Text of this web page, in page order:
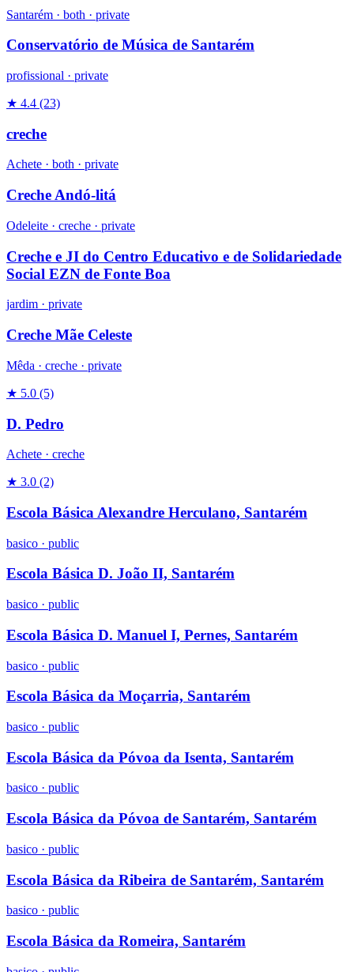
Santarém · both · private
Conservatório de Música de Santarém
profissional · private
★ 4.4 (23)
creche
Achete · both · private
Creche Andó-litá
Odeleite · creche · private
Creche e JI do Centro Educativo e de Solidariedade
Social EZN de Fonte Boa
jardim · private
Creche Mãe Celeste
Mêda · creche · private
★ 5.0 (5)
D. Pedro
Achete · creche
★ 3.0 (2)
Escola Básica Alexandre Herculano, Santarém
basico · public
Escola Básica D. João II, Santarém
basico · public
Escola Básica D. Manuel I, Pernes, Santarém
basico · public
Escola Básica da Moçarria, Santarém
basico · public
Escola Básica da Póvoa da Isenta, Santarém
basico · public
Escola Básica da Póvoa de Santarém, Santarém
basico · public
Escola Básica da Ribeira de Santarém, Santarém
basico · public
Escola Básica da Romeira, Santarém